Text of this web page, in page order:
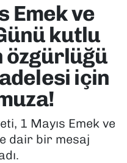
Emek ve
kutlu
özgürlüğü
için
1 Mayıs Emek ve
dair bir mesaj